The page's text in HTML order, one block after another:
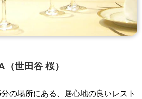
世田谷 桜）
の場所にある、居心地の良いレスト